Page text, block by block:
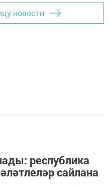
новости
республика
сайлана